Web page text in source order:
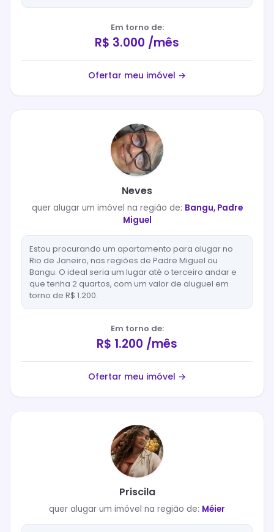
Em torno de:
R$ 3.000 /mês
Ofertar meu imóvel →
Neves
quer alugarum imóvel na região de: Bangu, Padre
Miguel
Estou procurando um apartamento para alugar no
Rio de Janeiro, nas regiões de Padre Miguel ou
Bangu. O ideal seria um lugar até o terceiro andar e
que tenha 2 quartos, com um valor de aluguel em
torno de R$ 1.200.
Em torno de:
R$ 1.200 /mês
Ofertar meu imóvel →
Priscila
quer alugar um imóvel na região de: Méier